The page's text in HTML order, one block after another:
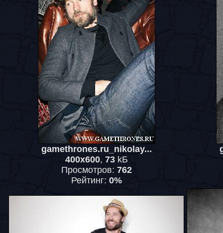
gamethrones.ru_nikolay...
400x600, 73kБ
Просмотров: 762
Рейтинг: 0%